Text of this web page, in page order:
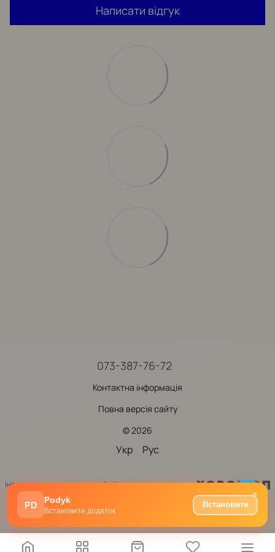
Написати відгук
073-387-76-72
Контактна інформація
Повна версія сайту
© 2026
Укр Рус
Інтернет-магазин створений з Хорошоп
×
PD Podyk
Встановити додаток
Встановити